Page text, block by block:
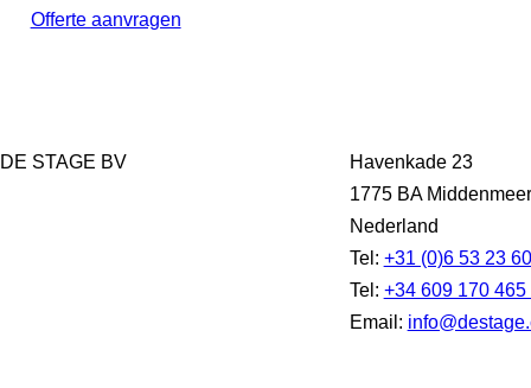
Offerte aanvragen
DE STAGE BV
Havenkade 23
1775 BA Middenmeer
Nederland
Tel: +31 (0)6 53 23
Tel: +34 609 170 465
Email: